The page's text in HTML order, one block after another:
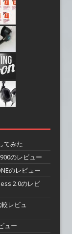
てみた
のレビュー
のレビュー
2.0のレビ
レビュ
ュー